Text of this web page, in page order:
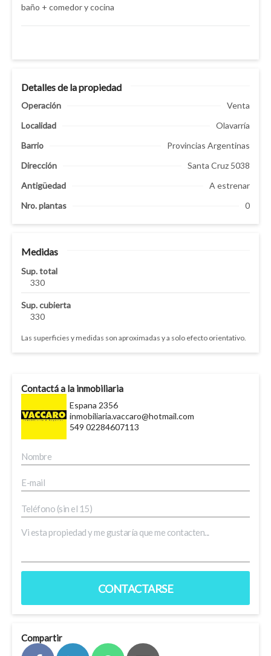
baño + comedor y cocina
Detalles de la propiedad
Operación
Venta
Localidad
Olavarría
Barrio
Provincias Argentinas
Dirección
Santa Cruz 5038
Antigüedad
A estrenar
Nro. plantas
0
Medidas
Sup. total
330
Sup. cubierta
330
Las superficies y medidas son aproximadas y a solo efecto orientativo.
Contactá a la inmobiliaria
Espana 2356
inmobiliaria.vaccaro@hotmail.com
549 02284607113
CONTACTARSE
Compartir